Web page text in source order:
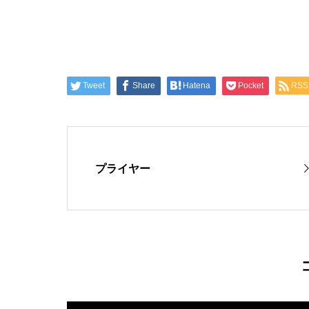
Tweet Share Hatena Pocket RSS
プライヤー